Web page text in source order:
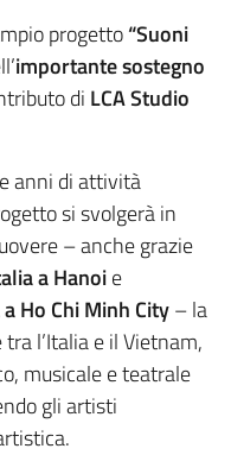
progetto“Suoni
importante sostegno
di LCA Studio
anni di attività
si svolgerà in
– anche grazie
a Hanoie
Ho Chi Minh City– la
l’Italia e il Vietnam,
musicale e teatrale
gli artisti